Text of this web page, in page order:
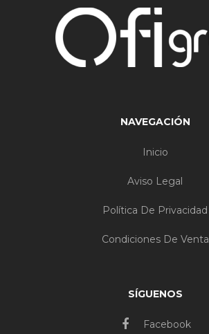
NAVEGACIÓN
Inicio
Aviso Legal
Política De Privacidad
Condiciones De Venta
SÍGUENOS
Facebook